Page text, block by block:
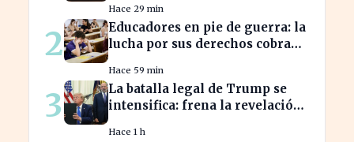
año 2025
Hace 29 min
2
Educadores en pie de guerra: la
lucha por sus derechos cobra
Hace 59 min
3
La batalla legal de Trump se
intensifica: frena la revelación
Hace 1 h